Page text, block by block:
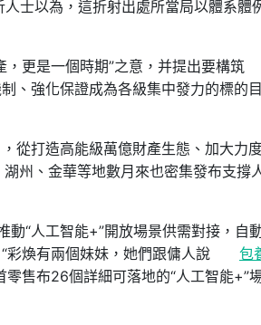
人士以為，這折射出處所當局以體系體
更是一個時期”之意，并提出要構筑
、強化保證成為各級集中發力的標的目
從打造高能級萬億財產生態、加大力
州、金華等地數月來也密集發布支撐
動“人工智能+”開放場景供需對接，自
“彩煥有兩個妹妹，她們跟傭人說 包
售布26個詳細可落地的“人工智能+”